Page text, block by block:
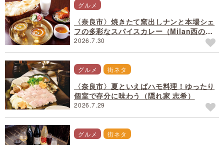
グルメ
〈奈良市〉焼きたて窯出しナンと本場シェ
フの多彩なスパイスカレー（Milan西の
京）
2026.7.30
グルメ 街ネタ
〈奈良市〉夏といえばハモ料理！ゆったり
個室で存分に味わう（隠れ家 志希）
2026.7.29
グルメ 街ネタ